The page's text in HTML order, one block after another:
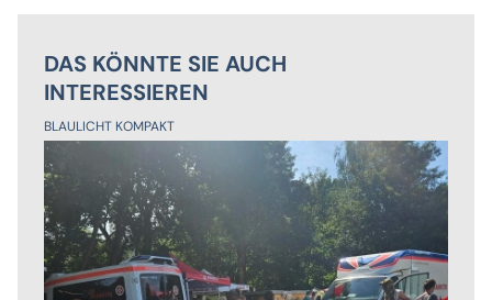
DAS KÖNNTE SIE AUCH
INTERESSIEREN
BLAULICHT KOMPAKT